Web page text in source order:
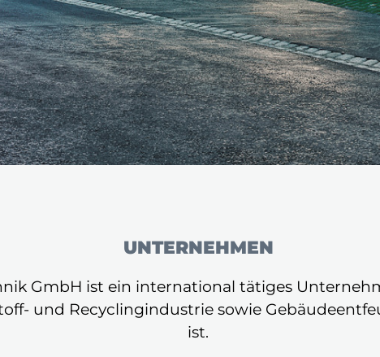
UNTERNEHMEN
GmbH ist ein international tätiges
und Recyclingindustrie sowie
ist.